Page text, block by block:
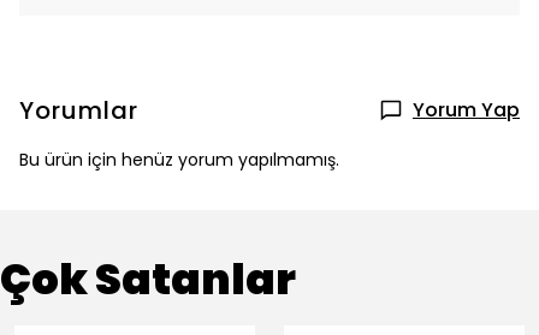
Yorumlar Yorum Yap
Bu ürün için henüz yorum yapılmamış.
Çok Satanlar